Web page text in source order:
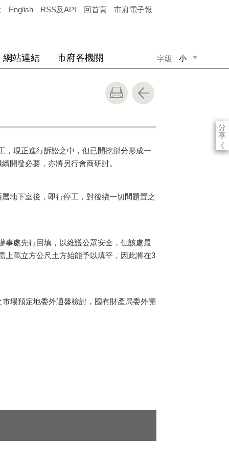
English RSS及API 回首頁 市府電子報
字級 小
網站連結 市府各機關
分
享
《
現正進行訴訟之中，但已開挖部分形成一
開發必要，亦將另行會商研討。
下室後，即行停工，對後續一切問題置之
處先行回填，以維護公眾安全，但該處最
上萬立方公尺土方始能予以填平，因此將在3
場預定地委外通盤檢討，國有財產局委外開